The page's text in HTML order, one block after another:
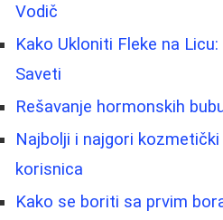
Vodič
Kako Ukloniti Fleke na
Saveti
Rešavanje hormonskih
Najbolji i najgori
korisnica
Kako se boriti sa prvim